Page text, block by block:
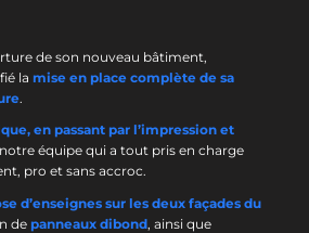
de son nouveau bâtiment,
la mise en place complète de sa
.
en passant par l’impression et
notre équipe qui a tout pris en charge
pro et sans accroc.
d’enseignes sur les deux façades du
de panneaux dibond, ainsi que